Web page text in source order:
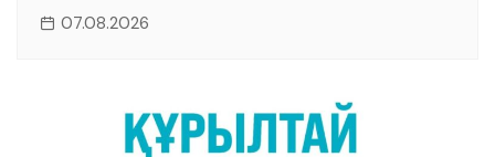
07.08.2026